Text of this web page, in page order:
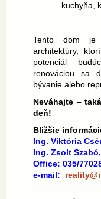
kuchyňa,
Tento dom je
architektúry,
potenciál
renováciou sa
bývanie alebo
Neváhajte –
deň!
Bližšie
Ing. Viktória
Ing. Zsolt
Office: 035/
e-mail: